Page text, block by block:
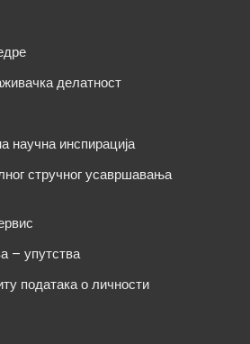
делатност
научна инспирација
стручног усавршавања
– упутства
података о личности